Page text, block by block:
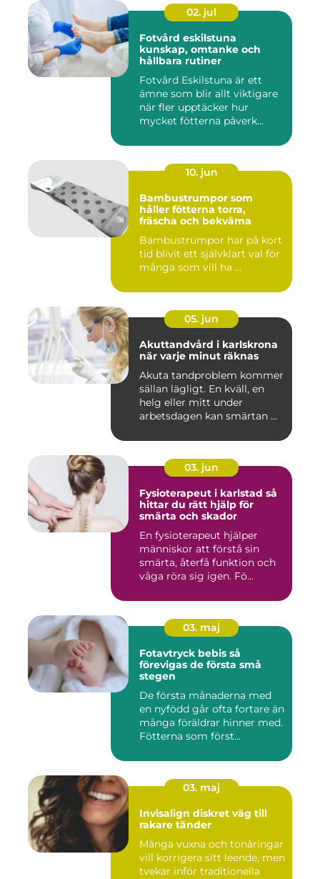
02. jul
Fotvård eskilstuna
kunskap, omtanke och
hållbara rutiner
Fotvård Eskilstuna är ett
ämne som blir allt viktigare
när fler upptäcker hur
mycket fötterna påverk...
10. jun
Bambustrumpor som
håller fötterna torra,
fräscha och bekväma
Bambustrumpor har på kort
tid blivit ett självklart val för
många som vill ha ...
05. jun
Akuttandvård i karlskrona
när varje minut räknas
Akuta tandproblem kommer
sällan lägligt. En kväll, en
helg eller mitt under
arbetsdagen kan smärtan ...
03. jun
Fysioterapeut i karlstad så
hittar du rätt hjälp för
smärta och skador
En fysioterapeut hjälper
människor att förstå sin
smärta, återfå funktion och
våga röra sig igen. Fö...
03. maj
Fotavtryck bebis så
förevigas de första små
stegen
De första månaderna med
en nyfödd går ofta fortare än
många föräldrar hinner med.
Fötterna som först...
03. maj
Invisalign diskret väg till
rakare tänder
Många vuxna och tonåringar
vill korrigera sitt leende, men
tvekar inför traditionella